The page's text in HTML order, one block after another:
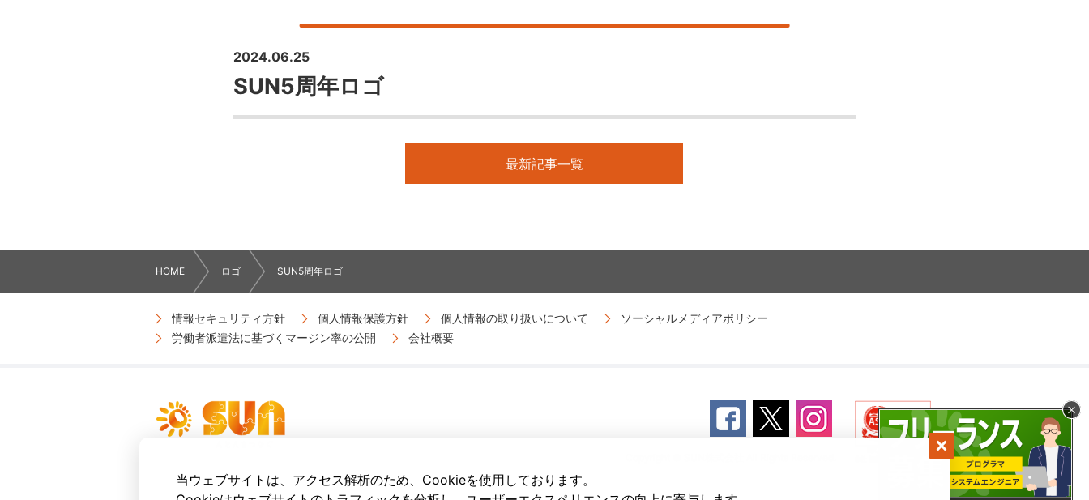
2024.06.25
SUN5周年ロゴ
最新記事一覧
HOME ロゴ SUN5周年ロゴ
情報セキュリティ方針 個人情報保護方針 個人情報の取り扱いについて
ソーシャルメディアポリシー
労働者派遣法に基づくマージン率の公開
会社概要
当ウェブサイトは、アクセス解析のため、Cookieを使用しております。